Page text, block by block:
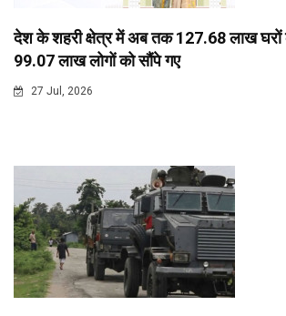
देश के शहरी क्षेत्र में अब तक 127.68 लाख घरों
99.07 लाख लोगों को सौंपे गए
27 Jul, 2026